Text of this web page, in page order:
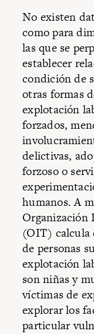
No existen
como para
las que se
establecer
condición de
otras formas
explotación
forzados,
delictivas,
forzoso o
humanos. A
Organización
(OIT) calcula
de personas
explotación
son niñas y
víctimas de
explorar los
particular